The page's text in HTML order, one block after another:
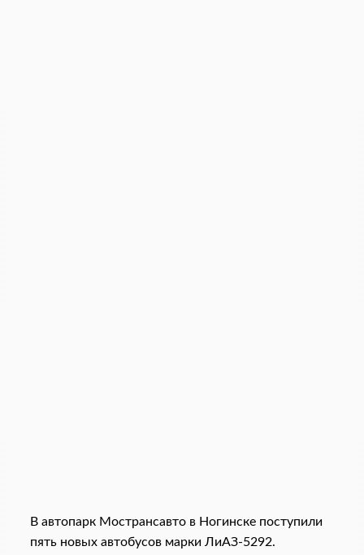
В автопарк Мострансавто в Ногинске поступили
пять новых автобусов марки ЛиАЗ-5292.